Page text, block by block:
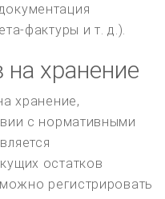
фактуры и т. д.).
хранение
хранение,
с нормативными
остатков
регистрировать